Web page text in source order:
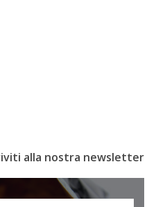
alla nostra newsletter